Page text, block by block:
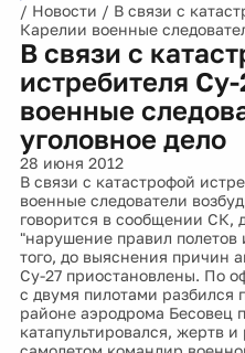
/ Новости / В связи с
Карелии военные
В связи с
истребителя
военные
уголовное дело
28 июня 2012
В связи с катастрофой
военные следователи
говорится в сообщении СК,
"нарушение правил
того, до выяснения причин
Су-27 приостановлены. По
с двумя пилотами разбился
районе аэродрома Бесовец
катапультировался, жертв